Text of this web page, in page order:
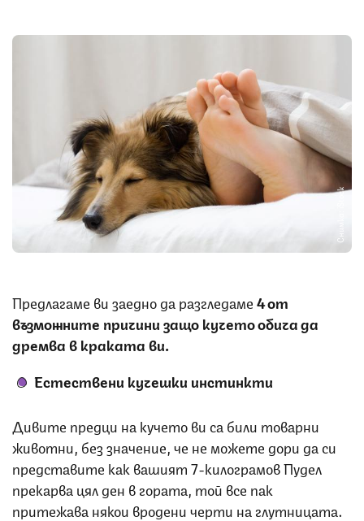
Предлагаме ви заедно да разгледаме4 от
възможните причини защо кучето обича да
дремва в краката ви.
Естествени кучешки инстинкти
Дивите предци на кучето ви са били товарни
животни, без значение, че не можете дори да си
представите как вашият 7-килограмов Пудел
прекарва цял ден в гората, той все пак
притежава някои вродени черти на глутницата.